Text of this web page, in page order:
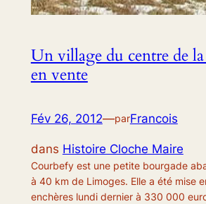
Un village du centre de
en vente
Fév 26, 2012—parFrancois
dans Histoire Cloche Maire
Courbefy est une petite bourgade
à 40 km de Limoges. Elle a été mise
enchères lundi dernier à 330 000